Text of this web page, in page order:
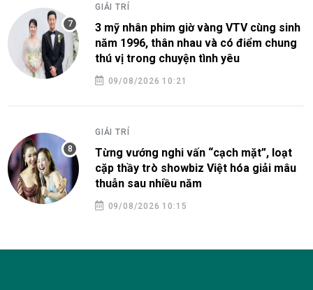
GIẢI TRÍ
3 mỹ nhân phim giờ vàng VTV cùng sinh
năm 1996, thân nhau và có điểm chung
thú vị trong chuyện tình yêu
09/08/2026 10:21
GIẢI TRÍ
Từng vướng nghi vấn “cạch mặt”, loạt
cặp thầy trò showbiz Việt hóa giải mâu
thuẫn sau nhiều năm
09/08/2026 10:15